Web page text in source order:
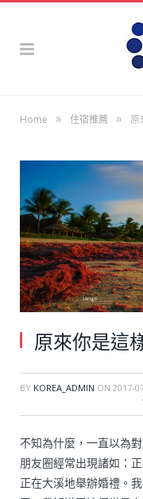
Home » 住宿推薦 » 原
原來你是這
BY KOREA_ADMIN ON 2017-
不知為什麼，一直以為
朋友圈經常出現諸如：
正在大溪地舉辦婚禮。